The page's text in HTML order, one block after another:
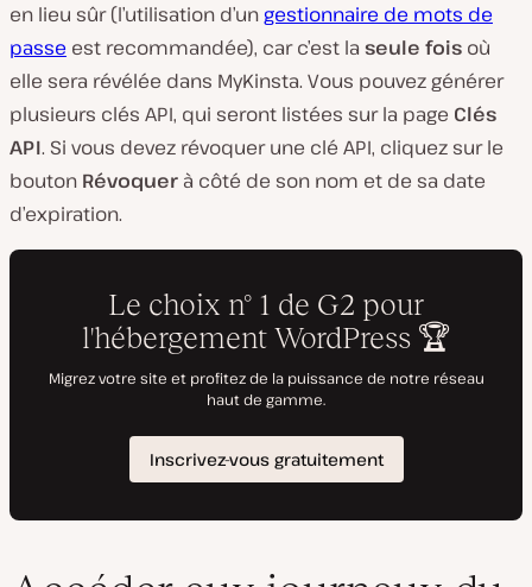
en lieu sûr (l’utilisation d’ungestionnaire de mots de
passe est recommandée), car c’est la seule fois où
elle sera révélée dans MyKinsta. Vous pouvez générer
plusieurs clés API, qui seront listées sur la page Clés
API. Si vous devez révoquer une clé API, cliquez sur le
bouton Révoquer à côté de son nom et de sa date
d’expiration.